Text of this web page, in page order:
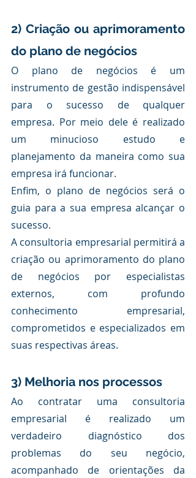
2) Criação ou aprimoramento
do plano de negócios
O plano de negócios é um
instrumento de gestão indispensável
para o sucesso de qualquer
empresa. Por meio dele é realizado
um minucioso estudo e
planejamento da maneira como sua
empresa irá funcionar.
Enfim, o plano de negócios será o
guia para a sua empresa alcançar o
sucesso.
A consultoria empresarial permitirá a
criação ou aprimoramento do plano
de negócios por especialistas
externos, com profundo
conhecimento empresarial,
comprometidos e especializados em
suas respectivas áreas.
3) Melhoria nos processos
Ao contratar uma consultoria
empresarial é realizado um
verdadeiro diagnóstico dos
problemas do seu negócio,
acompanhado de orientações da